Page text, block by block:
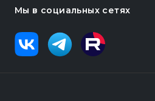
Мы в социальных сетях